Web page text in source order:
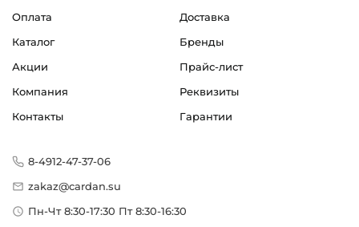
Оплата
Доставка
Каталог
Бренды
Акции
Прайс-лист
Компания
Реквизиты
Контакты
Гарантии
8-4912-47-37-06
zakaz@cardan.su
Пн-Чт 8:30-17:30 Пт 8:30-16:30